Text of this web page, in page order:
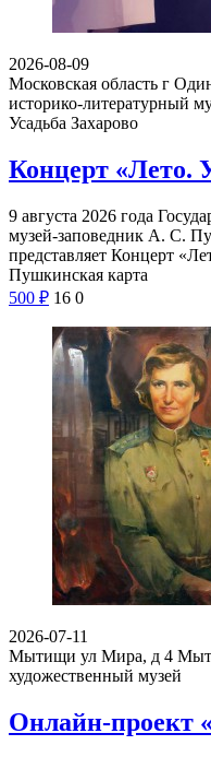
2026-08-09
Московская область г
историко-литературный
Усадьба Захарово
Концерт «Лето.
9 августа 2026 года
музей-заповедник А. С.
представляет Концерт
Пушкинская карта
500 ₽ 16 0
2026-07-11
Мытищи ул Мира, д 4
художественный музей
Онлайн-проект